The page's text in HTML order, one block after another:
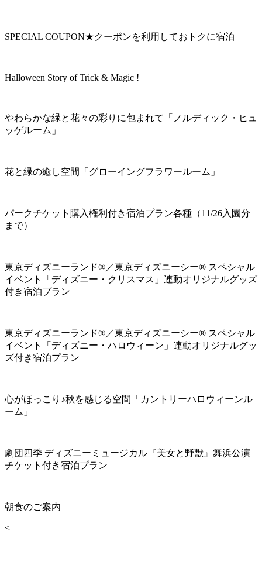
SPECIAL COUPON★クーポンを利用しておトクに宿泊
Halloween Story of Trick & Magic !
やわらかな緑と花々の彩りに包まれて「ノルディック・ヒュ
ッゲルーム」
花と緑の癒し空間「グローイングフラワールーム」
パークチケット購入権利付き宿泊プラン各種（11/26入園分
まで）
東京ディズニーランド®／東京ディズニーシー® スペシャル
イベント「ディズニー・クリスマス」連動オリジナルグッズ
付き宿泊プラン
東京ディズニーランド®／東京ディズニーシー® スペシャル
イベント「ディズニー・ハロウィーン」連動オリジナルグッ
ズ付き宿泊プラン
心がほっこり♪秋を感じる空間「カントリーハロウィーンル
ーム」
劇団四季 ディズニーミュージカル『美女と野獣』舞浜公演
チケット付き宿泊プラン
朝食のご案内
<